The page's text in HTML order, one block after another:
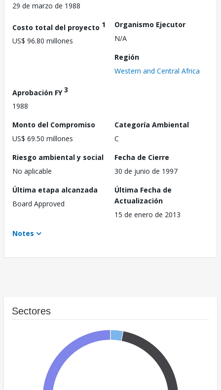
29 de marzo de 1988
Costo total del proyecto 1
US$ 96.80 millones
Organismo Ejecutor
N/A
Región
Western and Central Africa
Aprobación FY3
1988
Monto del Compromiso
US$ 69.50 millones
Categoría Ambiental
C
Riesgo ambiental y social
No aplicable
Fecha de Cierre
30 de junio de 1997
Última etapa alcanzada
Board Approved
Última Fecha de
Actualización
15 de enero de 2013
Notes
Sectores